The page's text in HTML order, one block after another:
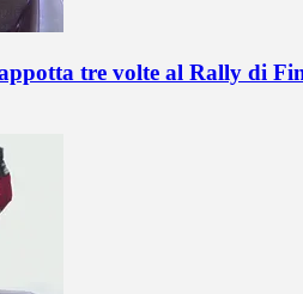
tre volte al Rally di